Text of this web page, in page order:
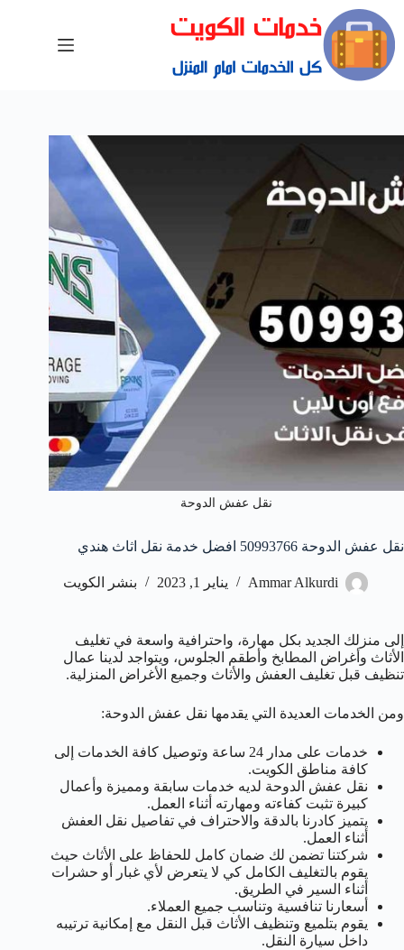
نقل عفش الدوحة
نقل عفش الدوحة 50993766 افضل خدمة نقل اثاث هندي
Ammar Alkurdi يناير 1, 2023 بنشر الكويت
إلى منزلك الجديد بكل مهارة، واحترافية واسعة في تغليف
الأثاث وأغراض المطابخ وأطقم الجلوس، ويتواجد لدينا عمال
تنظيف قبل تغليف العفش والأثاث وجميع الأغراض المنزلية.
ومن الخدمات العديدة التي يقدمها نقل عفش الدوحة:
خدمات على مدار 24 ساعة وتوصيل كافة الخدمات إلى
كافة مناطق الكويت.
نقل عفش الدوحة لديه خدمات سابقة ومميزة وأعمال
كبيرة تثبت كفاءته ومهارته أثناء العمل.
يتميز كادرنا بالدقة والاحتراف في تفاصيل نقل العفش
أثناء العمل.
شركتنا تضمن لك ضمان كامل للحفاظ على الأثاث حيث
يقوم بالتغليف الكامل كي لا يتعرض لأي غبار أو حشرات
أثناء السير في الطريق.
أسعارنا تنافسية وتناسب جميع العملاء.
يقوم بتلميع وتنظيف الأثاث قبل النقل مع إمكانية ترتيبه
داخل سيارة النقل.